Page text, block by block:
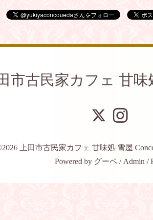
市古民家カフェ 甘味
上田市古民家カフェ 甘味処 雪屋
Powered by グーペ/ Admin /